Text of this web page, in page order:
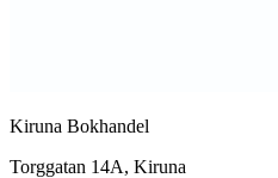
Kiruna Bokhandel
Torggatan 14A, Kiruna